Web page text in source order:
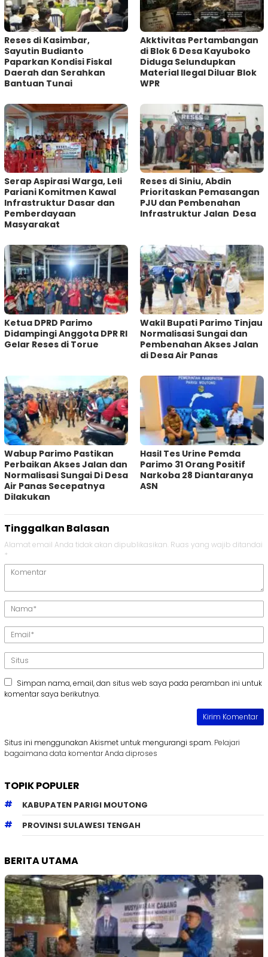
Reses di Kasimbar,
Sayutin Budianto
Paparkan Kondisi Fiskal
Daerah dan Serahkan
Bantuan Tunai
Akktivitas Pertambangan
di Blok 6 Desa Kayuboko
Diduga Selundupkan
Material Ilegal Diluar Blok
WPR
Serap Aspirasi Warga, Leli
Pariani Komitmen Kawal
Infrastruktur Dasar dan
Pemberdayaan
Masyarakat
Reses di Siniu, Abdin
Prioritaskan Pemasangan
PJU dan Pembenahan
Infrastruktur Jalan Desa
Ketua DPRD Parimo
Didampingi Anggota DPR RI
Gelar Reses di Torue
Wakil Bupati Parimo Tinjau
Normalisasi Sungai dan
Pembenahan Akses Jalan
di Desa Air Panas
Wabup Parimo Pastikan
Perbaikan Akses Jalan dan
Normalisasi Sungai Di Desa
Air Panas Secepatnya
Dilakukan
Hasil Tes Urine Pemda
Parimo 31 Orang Positif
Narkoba 28 Diantaranya
ASN
Tinggalkan Balasan
Alamat email Anda tidak akan dipublikasikan. Ruas yang wajib ditandai
*
Simpan nama, email, dan situs web saya pada peramban ini untuk
komentar saya berikutnya.
Situs ini menggunakan Akismet untuk mengurangi spam. Pelajari
bagaimana data komentar Anda diproses
TOPIK POPULER
KABUPATEN PARIGI MOUTONG
PROVINSI SULAWESI TENGAH
BERITA UTAMA